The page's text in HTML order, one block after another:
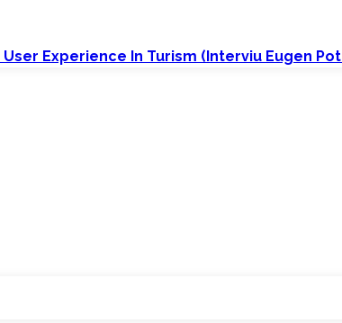
Experience In Turism (interviu Eugen